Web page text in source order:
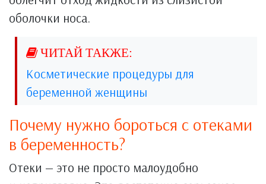
оболочки носа.
Косметические процедуры для
беременной женщины
Почему нужно бороться с отеками
в беременность?
Отеки — это не просто малоудобно